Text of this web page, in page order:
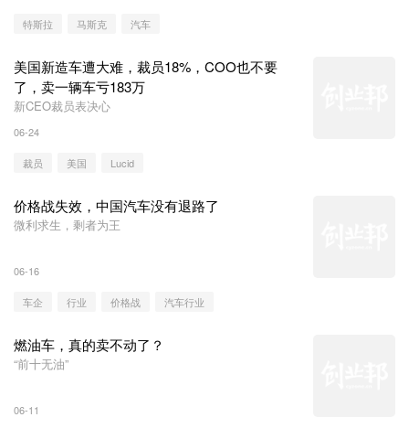
特斯拉 马斯克 汽车
美国新造车遭大难，裁员18%，COO也不要
了，卖一辆车亏183万
新CEO裁员表决心
06-24
裁员 美国 Lucid
价格战失效，中国汽车没有退路了
微利求生，剩者为王
06-16
车企 行业 价格战 汽车行业
燃油车，真的卖不动了？
“前十无油”
06-11